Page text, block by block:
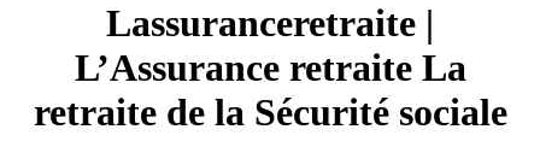
Las­suranceret­raite |
L’Assurance retraite La
retraite de la Sécurité sociale